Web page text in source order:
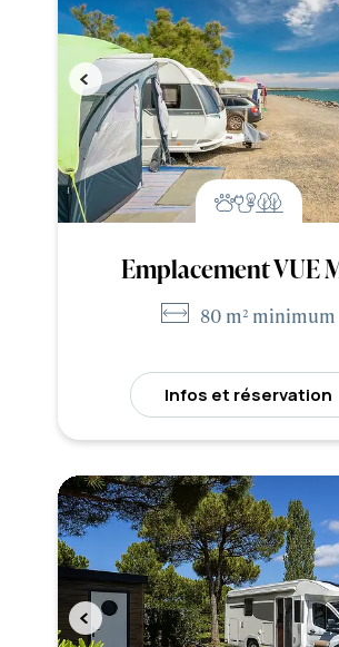
Emplacement VUE
80 m² minimum
Infos et réservation